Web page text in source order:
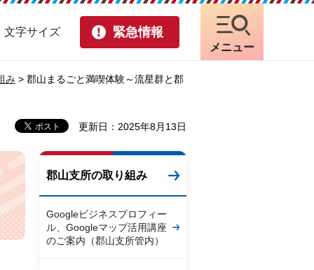
文字サイズ 緊急情報
メニュー
み > 郡山まるごと満喫体験～流星群と郡
更新日：2025年8月13日
郡山支所の取り組み
Googleビジネスプロフィー
ル、Googleマップ活用講座
のご案内（郡山支所管内）